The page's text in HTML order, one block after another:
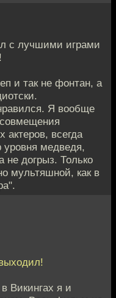
с лучшими играми
и так не фонтан, а
Я вообще
всегда
уровня медведя,
догрыз. Только
мультяшной, как в
Викингах я и